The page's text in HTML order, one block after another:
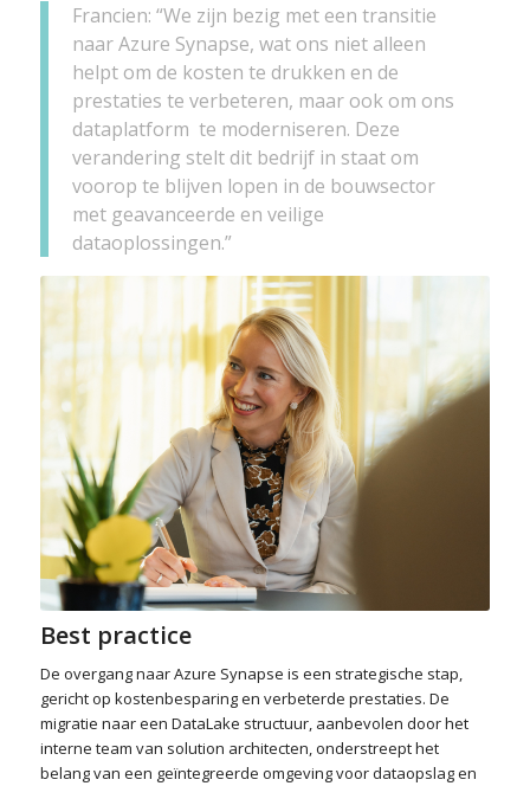
Francien: “We zijn bezig met een transitie
naar Azure Synapse, wat ons niet alleen
helpt om de kosten te drukken en de
prestaties te verbeteren, maar ook om ons
dataplatform te moderniseren. Deze
verandering stelt dit bedrijf in staat om
voorop te blijven lopen in de bouwsector
met geavanceerde en veilige
dataoplossingen.”
Best practice
De overgang naar Azure Synapse is een strategische stap,
gericht op kostenbesparing en verbeterde prestaties. De
migratie naar een DataLake structuur, aanbevolen door het
interne team van solution architecten, onderstreept het
belang van een geïntegreerde omgeving voor dataopslag en